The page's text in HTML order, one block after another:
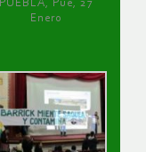
PUEBLA, Pue, 27
Enero